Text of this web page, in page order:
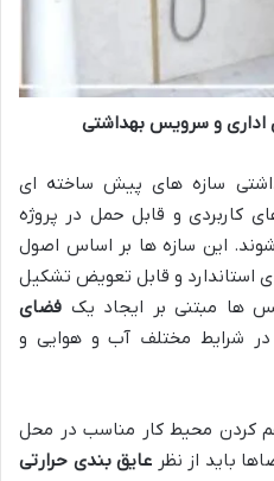
و سرویس بهداشتی
سازه های پیش ساخته ای
کاربردی و قابل حمل در پروژه
این سازه ها بر اساس اصول
استاندارد و قابل تعویض تشکیل
ها مبتنی بر ایجاد یک فضای
در شرایط مختلف آب و هوایی و
کردن محیط کار مناسب در محل
باید از نظر عایق بندی حرارتی